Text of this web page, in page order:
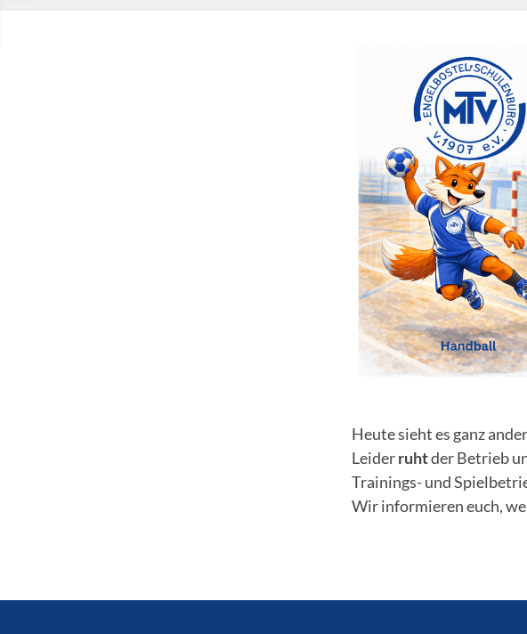
Heute sieht es ganz
Leiderruhtder Betrieb
Trainings- und
Wir informieren euch,